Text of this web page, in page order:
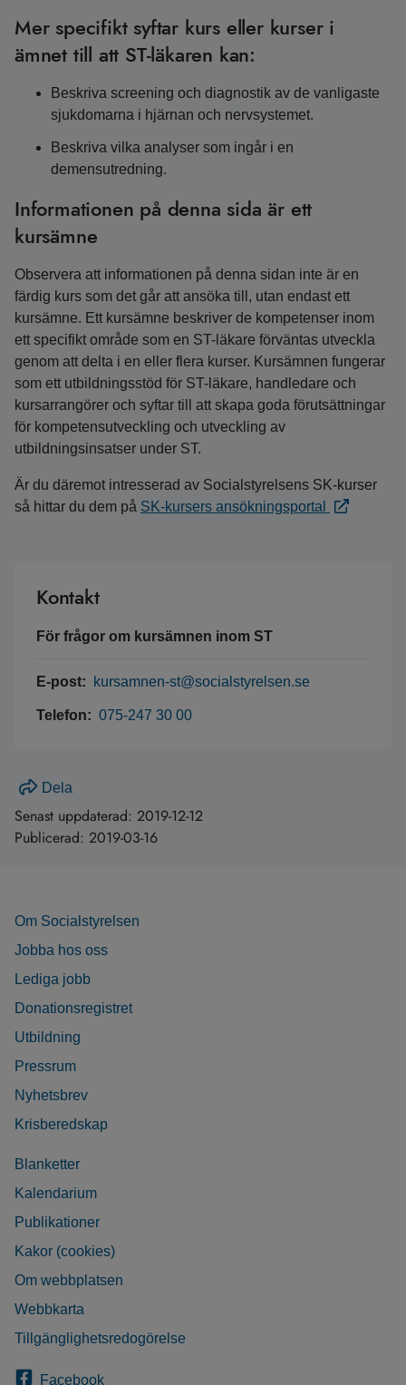
Mer specifikt syftar kurs eller kurser i
ämnet till att ST-läkaren kan:
Beskriva screening och diagnostik av de vanligaste
sjukdomarna i hjärnan och nervsystemet.
Beskriva vilka analyser som ingår i en
demensutredning.
Informationen på denna sida är ett
kursämne
Observera att informationen på denna sidan inte är en
färdig kurs som det går att ansöka till, utan endast ett
kursämne. Ett kursämne beskriver de kompetenser inom
ett specifikt område som en ST-läkare förväntas utveckla
genom att delta i en eller flera kurser. Kursämnen fungerar
som ett utbildningsstöd för ST-läkare, handledare och
kursarrangörer och syftar till att skapa goda förutsättningar
för kompetensutveckling och utveckling av
utbildningsinsatser under ST.
Är du däremot intresserad av Socialstyrelsens SK-kurser
så hittar du dem på SK-kursers ansökningsportal
Kontakt
För frågor om kursämnen inom ST
E-post: kursamnen-st@socialstyrelsen.se
Telefon: 075-247 30 00
Dela
Senast uppdaterad: 2019-12-12
Publicerad: 2019-03-16
Om Socialstyrelsen
Jobba hos oss
Lediga jobb
Donationsregistret
Utbildning
Pressrum
Nyhetsbrev
Krisberedskap
Blanketter
Kalendarium
Publikationer
Kakor (cookies)
Om webbplatsen
Webbkarta
Tillgänglighetsredogörelse
Facebook